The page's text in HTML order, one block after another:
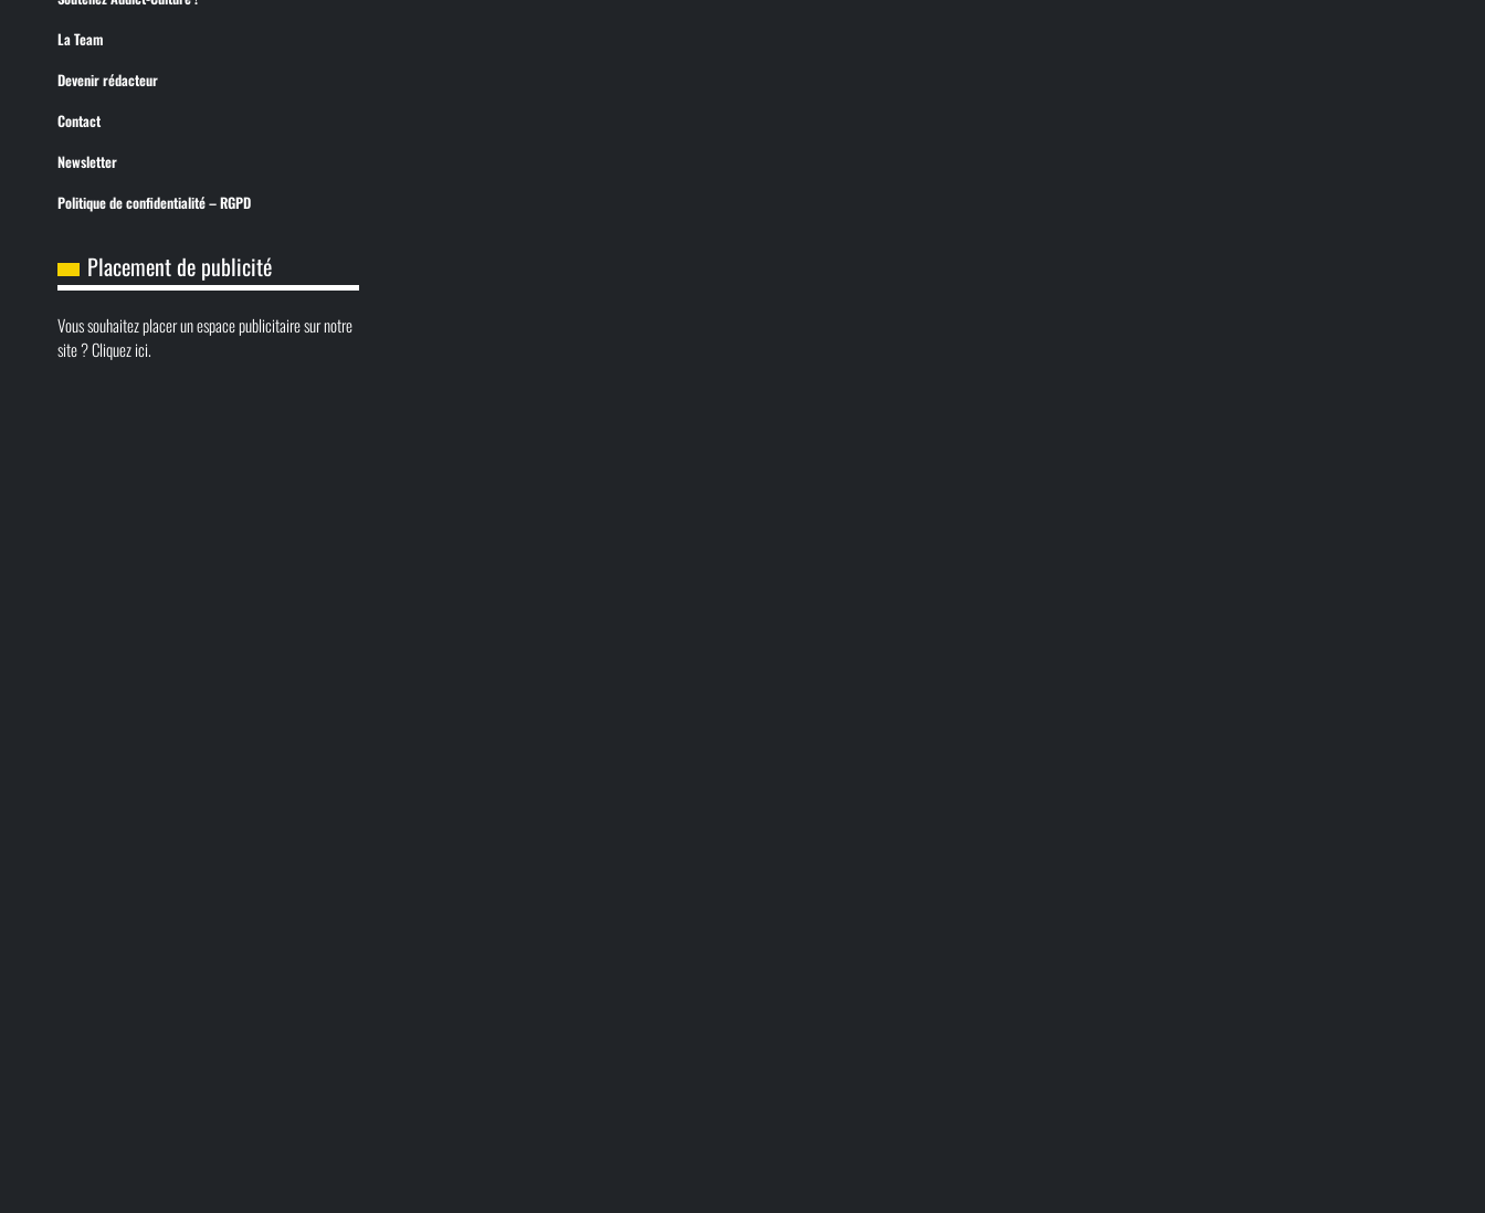
La Team
Devenir rédacteur
Contact
Newsletter
Politique de confidentialité – RGPD
Placement de publicité
Vous souhaitez placer un espace publicitaire sur notre
site ? Cliquez ici.